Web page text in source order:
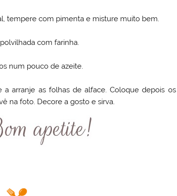
tempere com pimenta e misture muito bem.
com farinha.
num pouco de azeite.
arranje as folhas de alface. Coloque depois
na foto. Decore a gosto e sirva.